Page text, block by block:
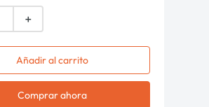
＋
Añadir al carrito
Comprar ahora